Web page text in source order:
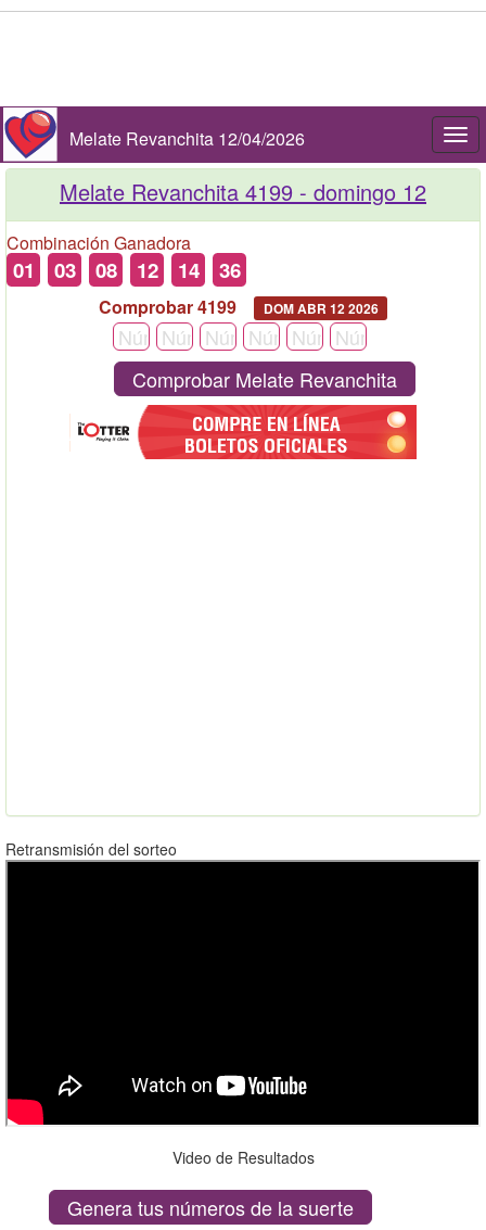
Melate Revanchita 12/04/2026
Melate Revanchita 4199 - domingo 12
Combinación Ganadora
01 03 08 12 14 36
Comprobar 4199 DOM ABR 12 2026
Comprobar Melate Revanchita
Retransmisión del sorteo
Video de Resultados
Genera tus números de la suerte